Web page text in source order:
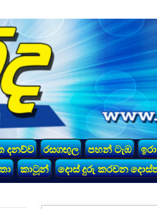
දනව්ව රසගඟුල පහන් ටැඹ
කාටූන් දොස් දුරු කරවන